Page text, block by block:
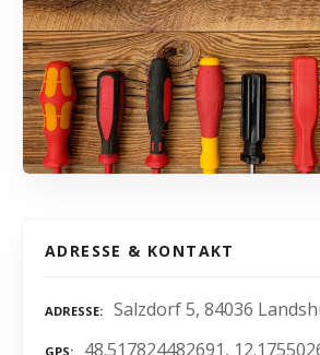
ADRESSE & KONTAKT
ADRESSE Salzdorf 5, 84036
GPS 48.517824482691,